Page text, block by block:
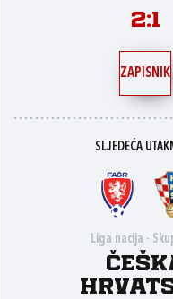
2:1
ZAPISNIK
SLJEDEĆA
Liga nacija -